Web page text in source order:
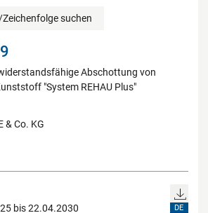
suchen
Abschottung von
"System REHAU Plus"
& Co. KG
bis 22.04.2030
DE